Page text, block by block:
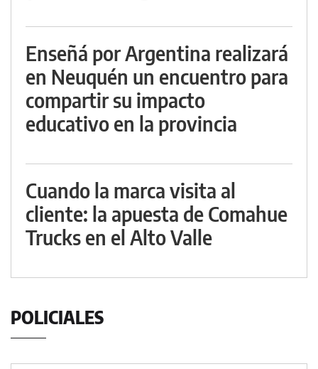
Enseñá por Argentina realizará
en Neuquén un encuentro para
compartir su impacto
educativo en la provincia
Cuando la marca visita al
cliente: la apuesta de Comahue
Trucks en el Alto Valle
POLICIALES